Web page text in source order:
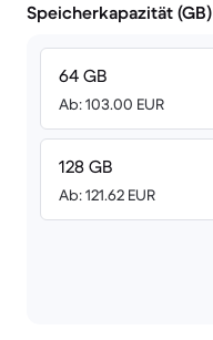
Speicherkapazität (GB)
64 GB
Ab: 103.00 EUR
128 GB
Ab: 121.62 EUR